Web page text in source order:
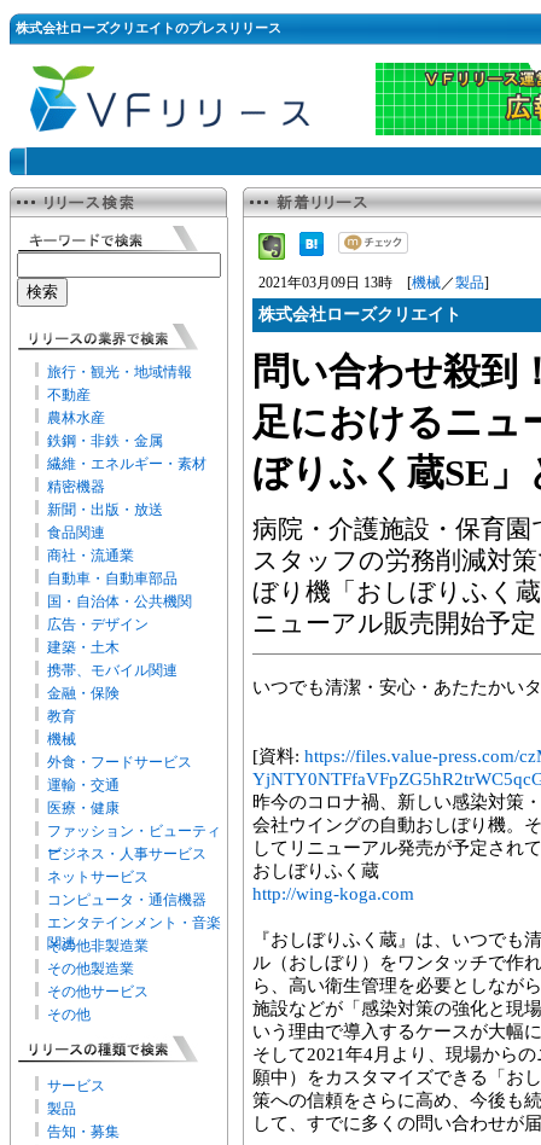
株式会社ローズクリエイトのプレスリリース
旅行・観光・地域情報
不動産
農林水産
鉄鋼・非鉄・金属
繊維・エネルギー・素材
精密機器
新聞・出版・放送
食品関連
商社・流通業
自動車・自動車部品
国・自治体・公共機関
広告・デザイン
建築・土木
携帯、モバイル関連
金融・保険
教育
機械
外食・フードサービス
運輸・交通
医療・健康
ファッション・ビューティ
ー
ビジネス・人事サービス
ネットサービス
コンピュータ・通信機器
エンタテインメント・音楽
関連
その他非製造業
その他製造業
その他サービス
その他
サービス
製品
告知・募集
2021年03月09日 13時 [機械／製品]
株式会社ローズクリエイト
問い合わせ殺到
足におけるニュ
ぼりふく蔵SE」
病院・介護施設・保育
スタッフの労務削減対
ぼり機「おしぼりふく
ニューアル販売開始予定
いつでも清潔・安心・あたたかい
[資料: https://files.value-press.com/
昨今のコロナ禍、新しい感染対策
会社ウイングの自動おしぼり機。
してリニューアル発売が予定され
おしぼりふく蔵
http://wing-koga.com
『おしぼりふく蔵』は、いつでも
ル（おしぼり）をワンタッチで作
ら、高い衛生管理を必要としなが
施設などが「感染対策の強化と現
いう理由で導入するケースが大幅
そして2021年4月より、現場から
願中）をカスタマイズできる「お
策への信頼をさらに高め、今後も
して、すでに多くの問い合わせが